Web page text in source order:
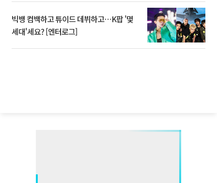
빅뱅 컴백하고 튜이드 데뷔하고⋯K팝 '몇
세대'세요? [엔터로그]